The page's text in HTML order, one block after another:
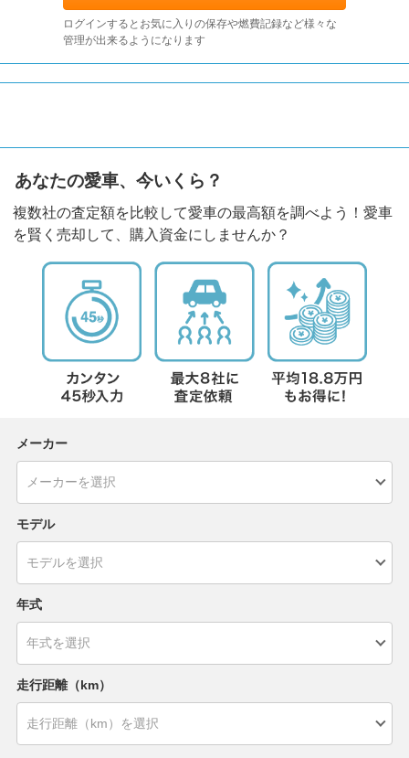
ログインするとお気に入りの保存や燃費記録など様々な
管理が出来るようになります
あなたの愛車、今いくら？
複数社の査定額を比較して愛車の最高額を調べよう！愛車
を賢く売却して、購入資金にしませんか？
メーカー
モデル
年式
走行距離（km）